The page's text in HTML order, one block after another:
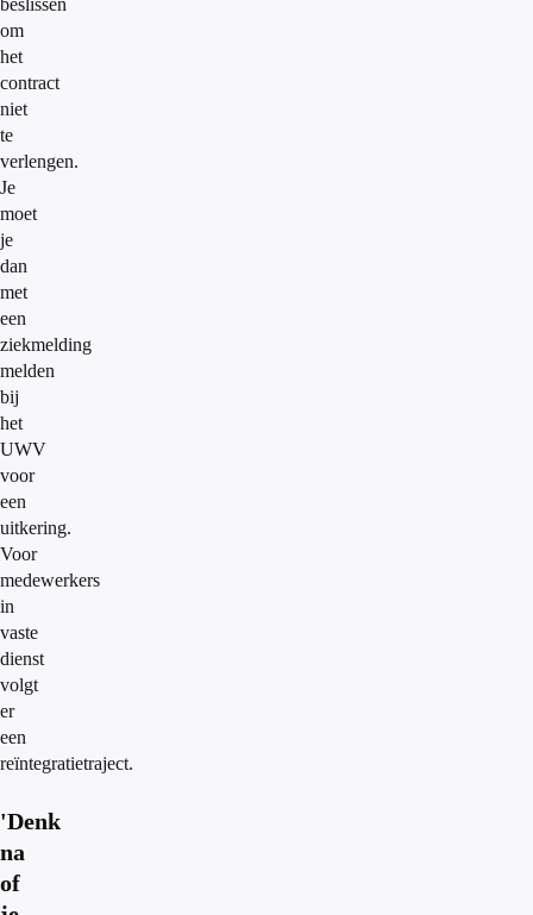
beslissen
om
het
contract
niet
te
verlengen.
Je
moet
je
dan
met
een
ziekmelding
melden
bij
het
UWV
voor
een
uitkering.
Voor
medewerkers
in
vaste
dienst
volgt
er
een
reïntegratietraject.
'Denk
na
of